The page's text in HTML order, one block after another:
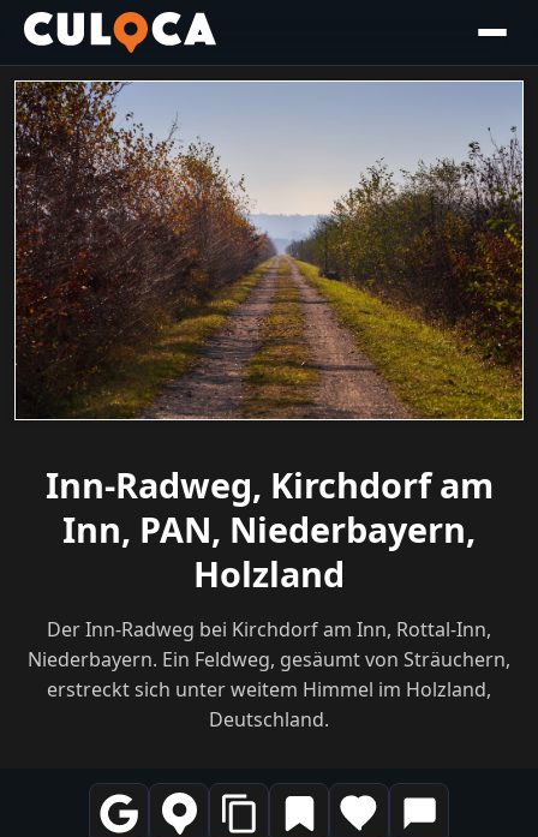
Inn-Radweg, Kirchdorf am
Inn, PAN, Niederbayern,
Holzland
Der Inn-Radweg bei Kirchdorf am Inn, Rottal-Inn,
Niederbayern. Ein Feldweg, gesäumt von Sträuchern,
erstreckt sich unter weitem Himmel im Holzland,
Deutschland.